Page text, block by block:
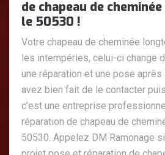
de chapeau de
le 50530 !
Votre chapeau de cheminée
les intempéries, celui-ci change
une réparation et une pose après
avez bien fait de le contacter
c’est une entreprise
réparation de chapeau de
50530. Appelez DM Ramonage